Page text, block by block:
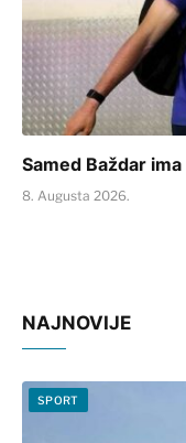
Samed Baždar
8. Augusta 2026.
NAJNOVIJE
SPORT